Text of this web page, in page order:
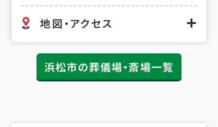
地図・アクセス
浜松市の葬儀場・斎場一覧